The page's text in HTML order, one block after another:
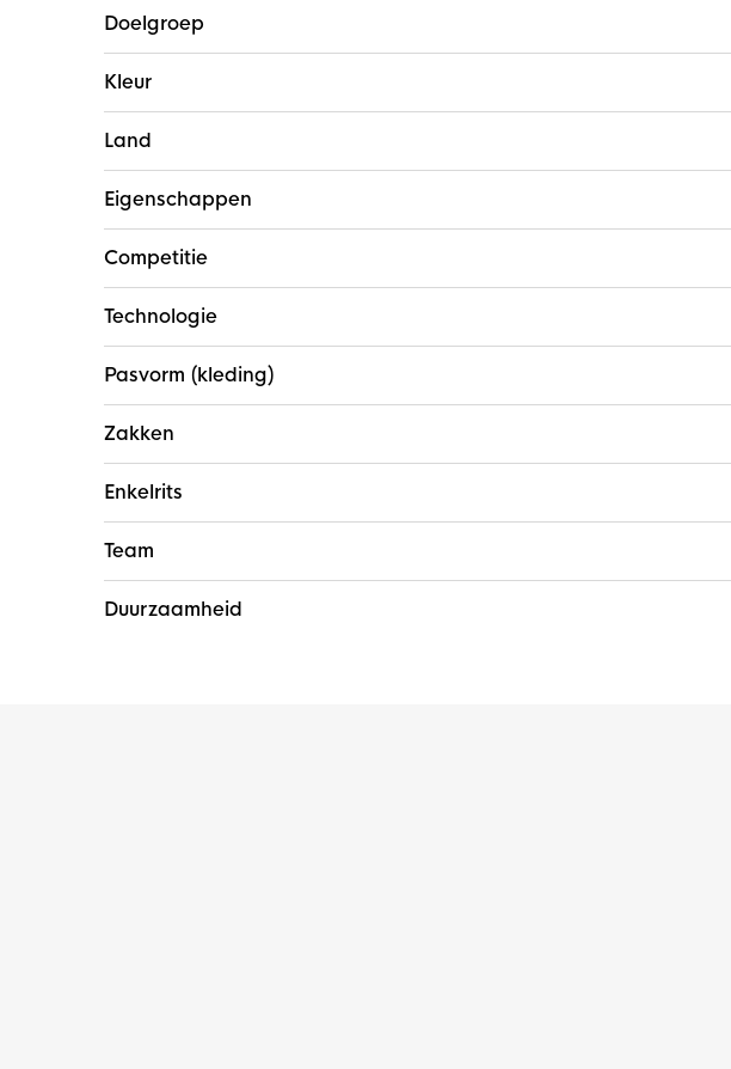
Doelgroep
Kleur
Land
Eigenschappen
Competitie
Technologie
Pasvorm (kleding)
Zakken
Enkelrits
Team
Duurzaamheid